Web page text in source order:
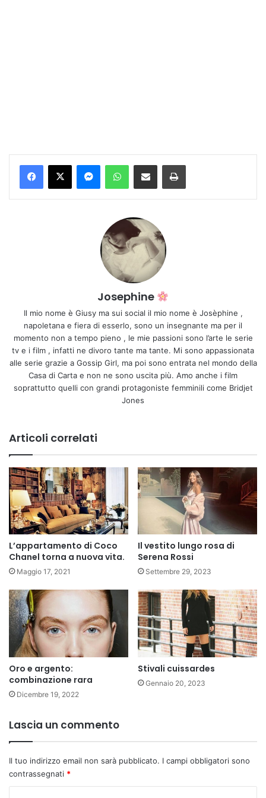
MessengerWhatsAppCondividi per email Stampa
Josephine
Il mio nome è Giusy ma sui social il mio nome è Josèphine ,
napoletana e fiera di esserlo, sono un insegnante ma per il
momento non a tempo pieno , le mie passioni sono l’arte le serie
tv e i film , infatti ne divoro tante ma tante. Mi sono appassionata
alle serie grazie a Gossip Girl, ma poi sono entrata nel mondo della
Casa di Carta e non ne sono uscita più. Amo anche i film
soprattutto quelli con grandi protagoniste femminili come Bridjet
Jones
Articoli correlati
L’appartamento di Coco
Chanel torna a nuova vita.
Maggio 17, 2021
Il vestito lungo rosa di
Serena Rossi
Settembre 29, 2023
Oro e argento:
combinazione rara
Dicembre 19, 2022
Stivali cuissardes
Gennaio 20, 2023
Lascia un commento
Il tuo indirizzo email non sarà pubblicato. I campi obbligatori sono
contrassegnati *